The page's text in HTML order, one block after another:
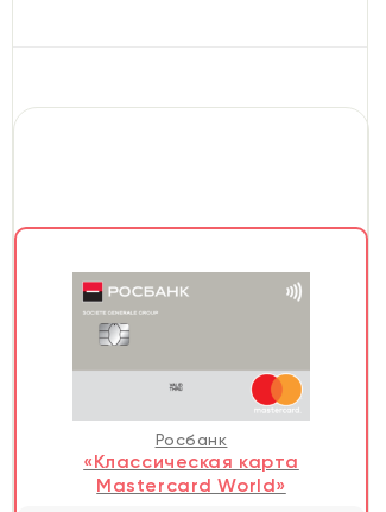
Росбанк
«Классическая карта
Mastercard World»